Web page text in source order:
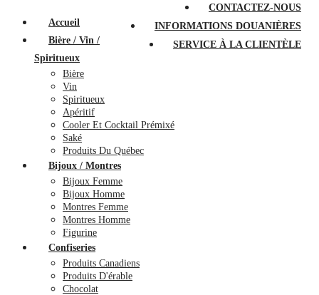
CONTACTEZ-NOUS
INFORMATIONS DOUANIÈRES
SERVICE À LA CLIENTÈLE
Accueil
Bière / Vin /
Spiritueux
Bière
Vin
Spiritueux
Apéritif
Cooler Et Cocktail Prémixé
Saké
Produits Du Québec
Bijoux / Montres
Bijoux Femme
Bijoux Homme
Montres Femme
Montres Homme
Figurine
Confiseries
Produits Canadiens
Produits D'érable
Chocolat